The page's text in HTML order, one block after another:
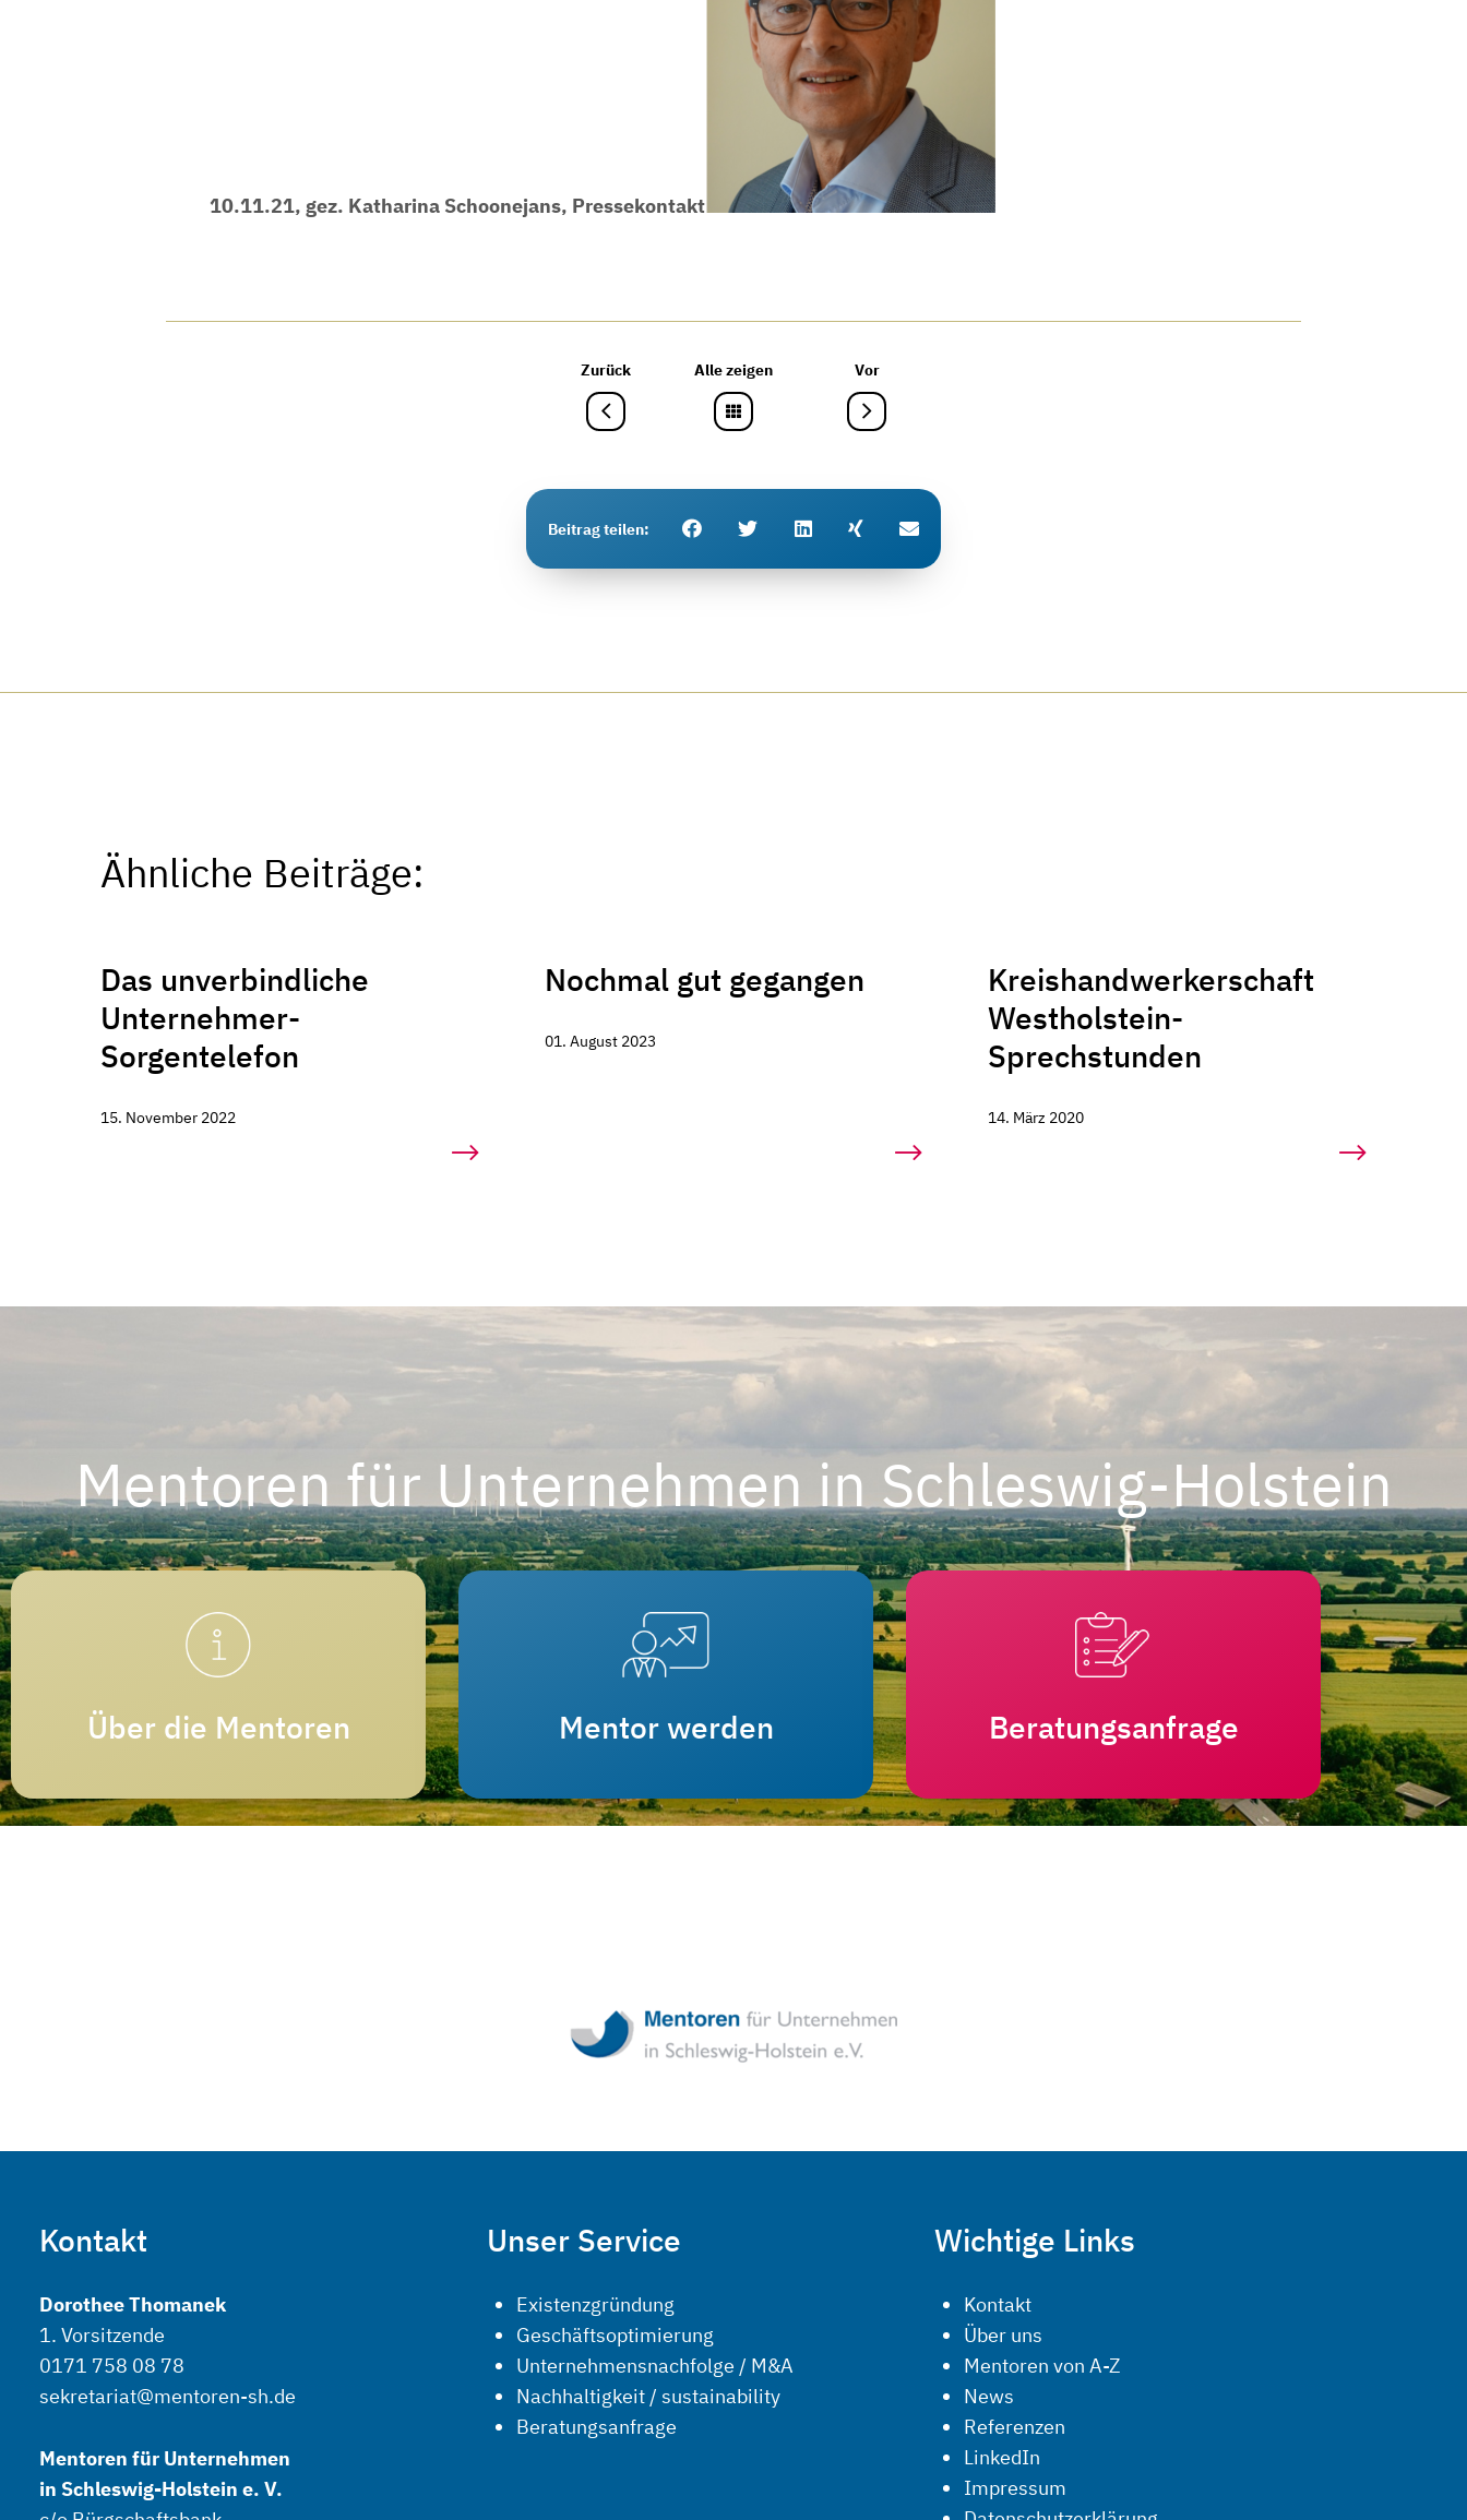
10.11.21, gez. Katharina Schoonejans, Pressekontakt
Zurück Alle zeigen Vor
Beitrag teilen
Ähnliche Beiträge:
Das unverbindliche
Unternehmer-
Sorgentelefon
15. November 2022
Nochmal gut gegangen
01. August 2023
Kreishandwerkerschaft
Westholstein-
Sprechstunden
14. März 2020
Mentoren für Unternehmen in Schleswig-Holstein
Über die Mentoren Mentor werden Beratungsanfrage
Kontakt
Dorothee Thomanek
1. Vorsitzende
0171 758 08 78
sekretariat@mentoren-sh.de
Mentoren für Unternehmen
in Schleswig-Holstein e. V.
Unser Service
Existenzgründung
Geschäftsoptimierung
Unternehmensnachfolge / M&A
Nachhaltigkeit / sustainability
Beratungsanfrage
Wichtige Links
Kontakt
Über uns
Mentoren von A-Z
News
Referenzen
LinkedIn
Impressum